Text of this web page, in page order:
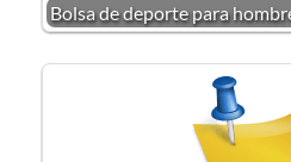
Bolsa de deporte para